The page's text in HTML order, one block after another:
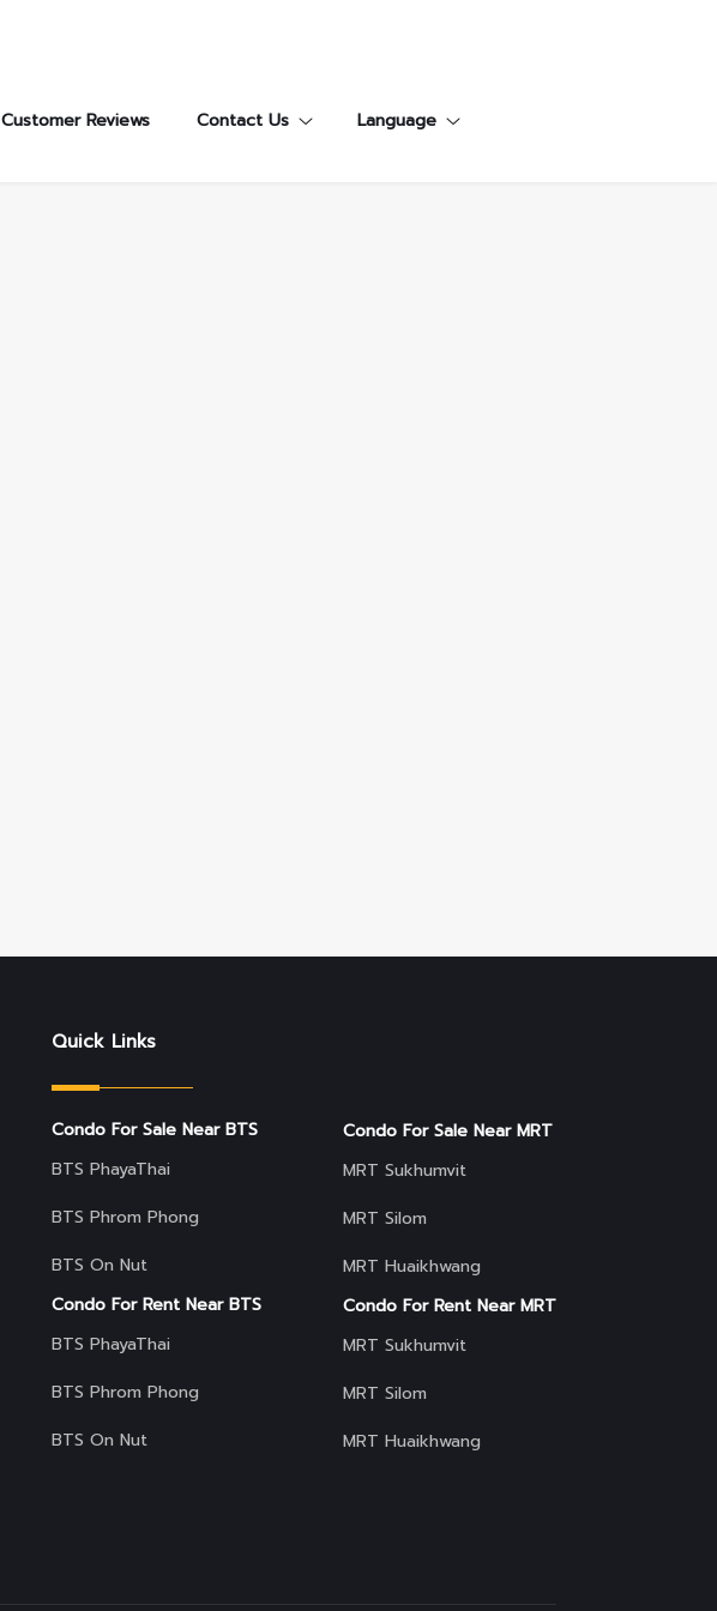
Customer Reviews Contact Us Language
Quick Links
Condo For Sale Near BTS
BTS PhayaThai
BTS Phrom Phong
BTS On Nut
Condo For Rent Near BTS
BTS PhayaThai
BTS Phrom Phong
BTS On Nut
Condo For Sale Near MRT
MRT Sukhumvit
MRT Silom
MRT Huaikhwang
Condo For Rent Near MRT
MRT Sukhumvit
MRT Silom
MRT Huaikhwang